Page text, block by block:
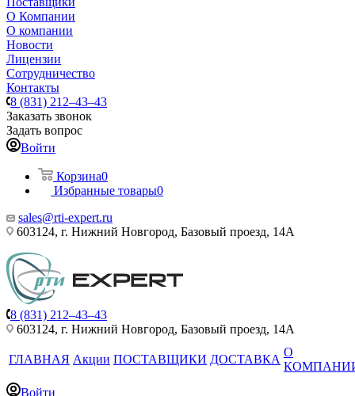
О Компании
О компании
Новости
Лицензии
Сотрудничество
Контакты
8 (831) 212–43–43
Заказать звонок
Задать вопрос
Войти
Корзина0
Избранные товары0
sales@rti-expert.ru
603124, г. Нижний Новгород, Базовый проезд, 14А
8 (831) 212–43–43
603124, г. Нижний Новгород, Базовый проезд, 14А
ГЛАВНАЯ Акции ПОСТАВЩИКИ ДОСТАВКА
О
Войти